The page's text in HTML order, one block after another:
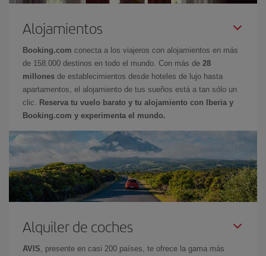
Alojamientos
Booking.com conecta a los viajeros con alojamientos en más
de 158.000 destinos en todo el mundo. Con más de 28
millones de establecimientos desde hoteles de lujo hasta
apartamentos, el alojamiento de tus sueños está a tan sólo un
clic.
Reserva tu vuelo barato y tu alojamiento con Iberia y
Booking.com y experimenta el mundo.
Alquiler de coches
AVIS , presente en casi 200 países, te ofrece la gama más